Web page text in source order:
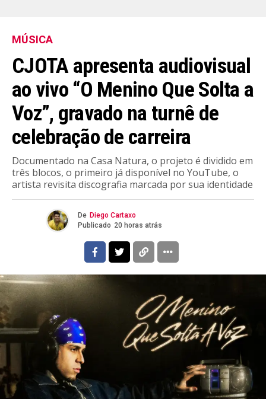
MÚSICA
CJOTA apresenta audiovisual
ao vivo “O Menino Que Solta a
Voz”, gravado na turnê de
celebração de carreira
Documentado na Casa Natura, o projeto é dividido em
três blocos, o primeiro já disponível no YouTube, o
artista revisita discografia marcada por sua identidade
De Diego Cartaxo
Publicado 20 horas atrás